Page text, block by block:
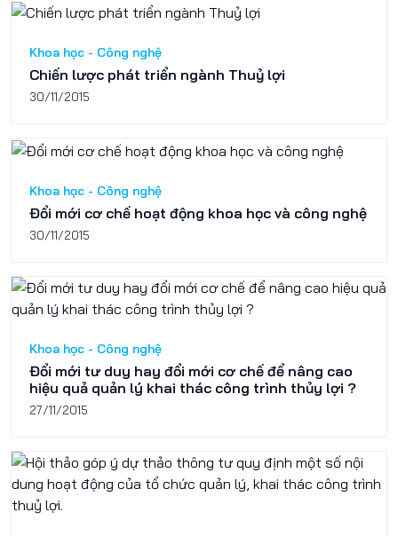
Khoa học - Công nghệ
Chiến lược phát triển ngành Thuỷ lợi
30/11/2015
Khoa học - Công nghệ
Đổi mới cơ chế hoạt động khoa học và công nghệ
30/11/2015
Khoa học - Công nghệ
Đổi mới tư duy hay đổi mới cơ chế để nâng cao
hiệu quả quản lý khai thác công trình thủy lợi ?
27/11/2015